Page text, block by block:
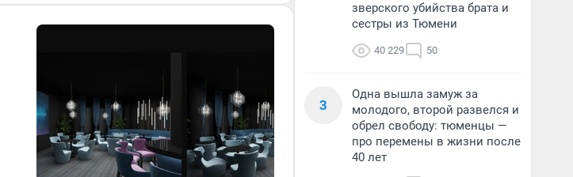
зверского убийства брата и
сестры из Тюмени
40 229 50
3
Одна вышла замуж за
молодого, второй развелся и
обрел свободу: тюменцы —
про перемены в жизни после
40 лет